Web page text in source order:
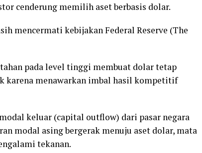
cenderung memilih aset berbasis dolar.
mencermati kebijakan Federal Reserve (The
pada level tinggi membuat dolar tetap
karena menawarkan imbal hasil kompetitif
keluar (capital outflow) dari pasar negara
modal asing bergerak menuju aset dolar, mata
tekanan.